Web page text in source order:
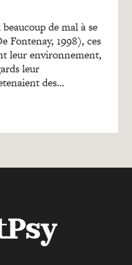
de mal à se
Fontenay, 1998), ces
leur environnement,
leur
des…